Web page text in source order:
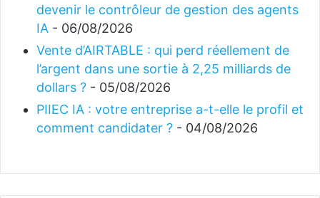
devenir le contrôleur de gestion des agents
IA - 06/08/2026
Vente d’AIRTABLE : qui perd réellement de
l’argent dans une sortie à 2,25 milliards de
dollars ? - 05/08/2026
PIIEC IA : votre entreprise a-t-elle le profil et
comment candidater ? - 04/08/2026